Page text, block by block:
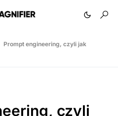
Prompt engineering, czyli jak
czyli